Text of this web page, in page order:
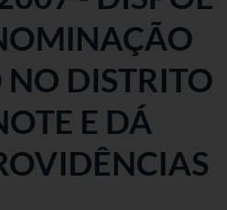
NO DISTRITO
E DÁ